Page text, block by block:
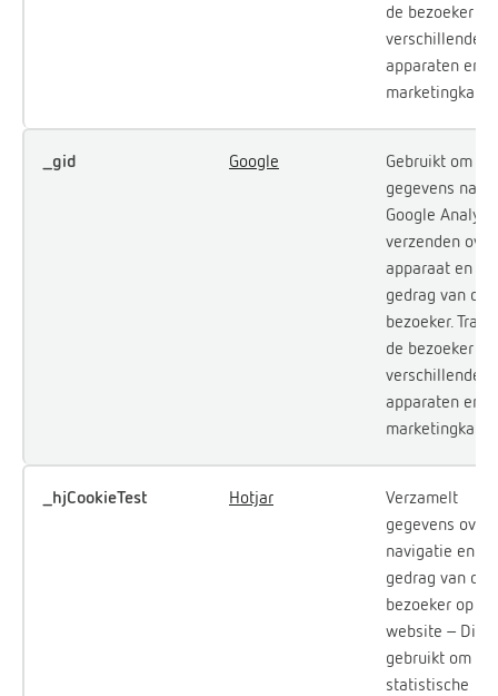
de bezoeker op
verschillende
apparaten en
_gid Google
Gebruikt om
gegevens naar
Google
verzenden
apparaat en
gedrag van de
bezoeker.
de bezoeker op
verschillende
apparaten en
_hjCookieTest Hotjar
Verzamelt
gegevens over
navigatie en
gedrag van de
bezoeker op de
website - Dit
gebruikt om
statistische